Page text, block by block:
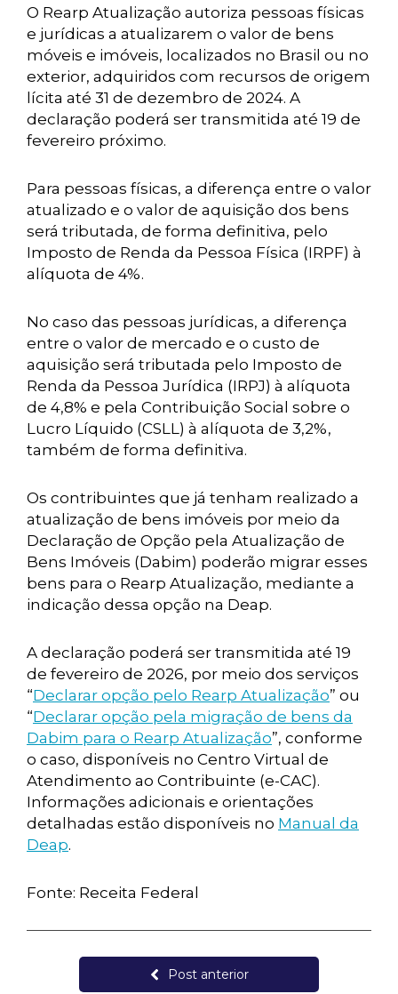
O Rearp Atualização autoriza pessoas físicas
e jurídicas a atualizarem o valor de bens
móveis e imóveis, localizados no Brasil ou no
exterior, adquiridos com recursos de origem
lícita até 31 de dezembro de 2024. A
declaração poderá ser transmitida até 19 de
fevereiro próximo.
Para pessoas físicas, a diferença entre o valor
atualizado e o valor de aquisição dos bens
será tributada, de forma definitiva, pelo
Imposto de Renda da Pessoa Física (IRPF) à
alíquota de 4%.
No caso das pessoas jurídicas, a diferença
entre o valor de mercado e o custo de
aquisição será tributada pelo Imposto de
Renda da Pessoa Jurídica (IRPJ) à alíquota
de 4,8% e pela Contribuição Social sobre o
Lucro Líquido (CSLL) à alíquota de 3,2%,
também de forma definitiva.
Os contribuintes que já tenham realizado a
atualização de bens imóveis por meio da
Declaração de Opção pela Atualização de
Bens Imóveis (Dabim) poderão migrar esses
bens para o Rearp Atualização, mediante a
indicação dessa opção na Deap.
A declaração poderá ser transmitida até 19
de fevereiro de 2026, por meio dos serviços
“Declarar opção pelo Rearp Atualização” ou
“Declarar opção pela migração de bens da
Dabim para o Rearp Atualização”, conforme
o caso, disponíveis no Centro Virtual de
Atendimento ao Contribuinte (e-CAC).
Informações adicionais e orientações
detalhadas estão disponíveis no Manual da
Deap.
Fonte: Receita Federal
Post anterior